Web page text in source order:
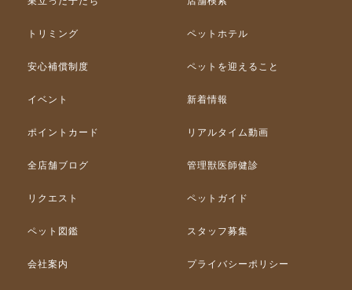
トリミング ペットホテル
安心補償制度 ペットを迎えること
イベント 新着情報
ポイントカード リアルタイム動画
全店舗ブログ 管理獣医師健診
リクエスト ペットガイド
ペット図鑑 スタッフ募集
会社案内 プライバシーポリシー